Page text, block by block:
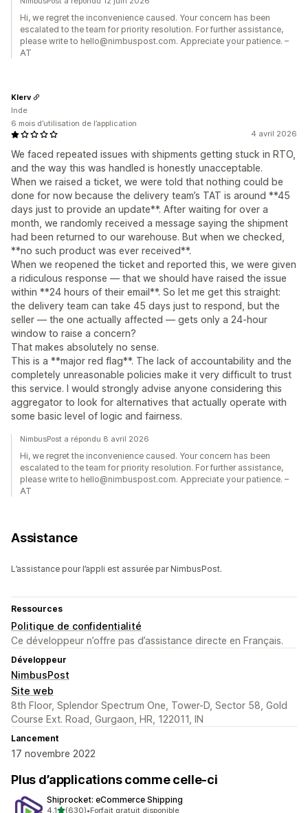
Hi, we regret the inconvenience caused. Your concern has been
escalated to the team for priority resolution. For further assistance,
please write to hello@nimbuspost.com. Appreciate your patience. –
AT
4 avril 2026
We faced repeated issues with shipments getting stuck in RTO,
and the way this was handled is honestly unacceptable.
When we raised a ticket, we were told that nothing could be
done for now because the delivery team’s TAT is around **45
days just to provide an update**. After waiting for over a
month, we randomly received a message saying the shipment
had been returned to our warehouse. But when we checked,
**no such product was ever received**.
When we reopened the ticket and reported this, we were given
a ridiculous response — that we should have raised the issue
within **24 hours of their email**. So let me get this straight:
the delivery team can take 45 days just to respond, but the
seller — the one actually affected — gets only a 24-hour
window to raise a concern?
That makes absolutely no sense.
This is a **major red flag**. The lack of accountability and the
completely unreasonable policies make it very difficult to trust
this service. I would strongly advise anyone considering this
aggregator to look for alternatives that actually operate with
some basic level of logic and fairness.
Klerv
Inde
6 mois d’utilisation de l’application
NimbusPost a répondu 8 avril 2026
Hi, we regret the inconvenience caused. Your concern has been
escalated to the team for priority resolution. For further assistance,
please write to hello@nimbuspost.com. Appreciate your patience. –
AT
Assistance
L’assistance pour l’appli est assurée par NimbusPost.
Ressources
Politique de confidentialité
Ce développeur n’offre pas d’assistance directe en Français.
Développeur
NimbusPost
Site web
8th Floor, Splendor Spectrum One, Tower-D, Sector 58, Gold
Course Ext. Road, Gurgaon, HR, 122011, IN
Lancement
17 novembre 2022
Plus d’applications comme celle-ci
Shiprocket: eCommerce Shipping
4,1étoile(s) sur 5
(630)•Forfait gratuit disponible